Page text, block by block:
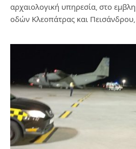
αρχαιολογική υπηρεσία, στο
οδών Κλεοπάτρας και Πεισάνδρου,